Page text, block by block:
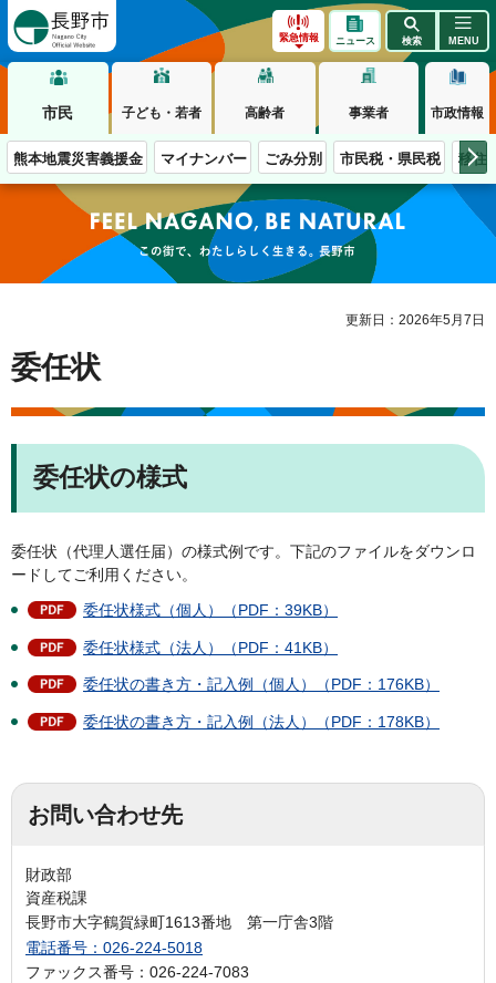
緊急情報 ニュース 検索 MENU
市民 子ども・若者 高齢者 事業者 市政情報
熊本地震災害義援金 マイナンバー ごみ分別 市民税・県民税 移住
この街で、わたしらしく生きる。長野市
更新日：2026年5月7日
委任状
委任状の様式
委任状（代理人選任届）の様式例です。下記のファイルをダウンロ
ードしてご利用ください。
委任状様式（個人）（PDF：39KB）
委任状様式（法人）（PDF：41KB）
委任状の書き方・記入例（個人）（PDF：176KB）
委任状の書き方・記入例（法人）（PDF：178KB）
お問い合わせ先
財政部
資産税課
長野市大字鶴賀緑町1613番地 第一庁舎3階
電話番号：026-224-5018
ファックス番号：026-224-7083